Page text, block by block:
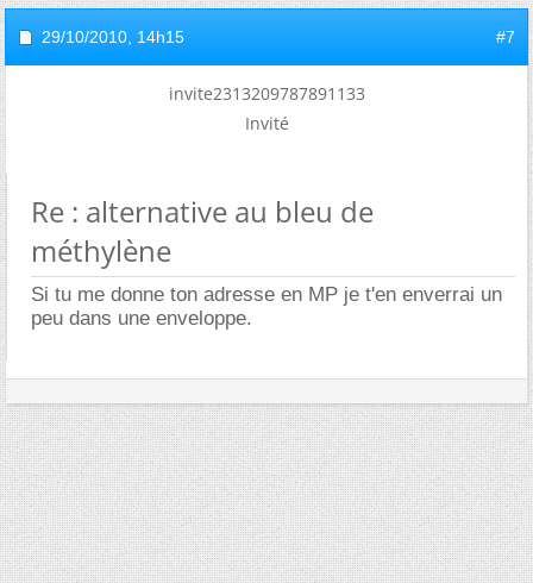
29/10/2010, 14h15 #7
invite2313209787891133
Invité
Re : alternative au bleu de
méthylène
Si tu me donne ton adresse en MP je t'en enverrai un
peu dans une enveloppe.